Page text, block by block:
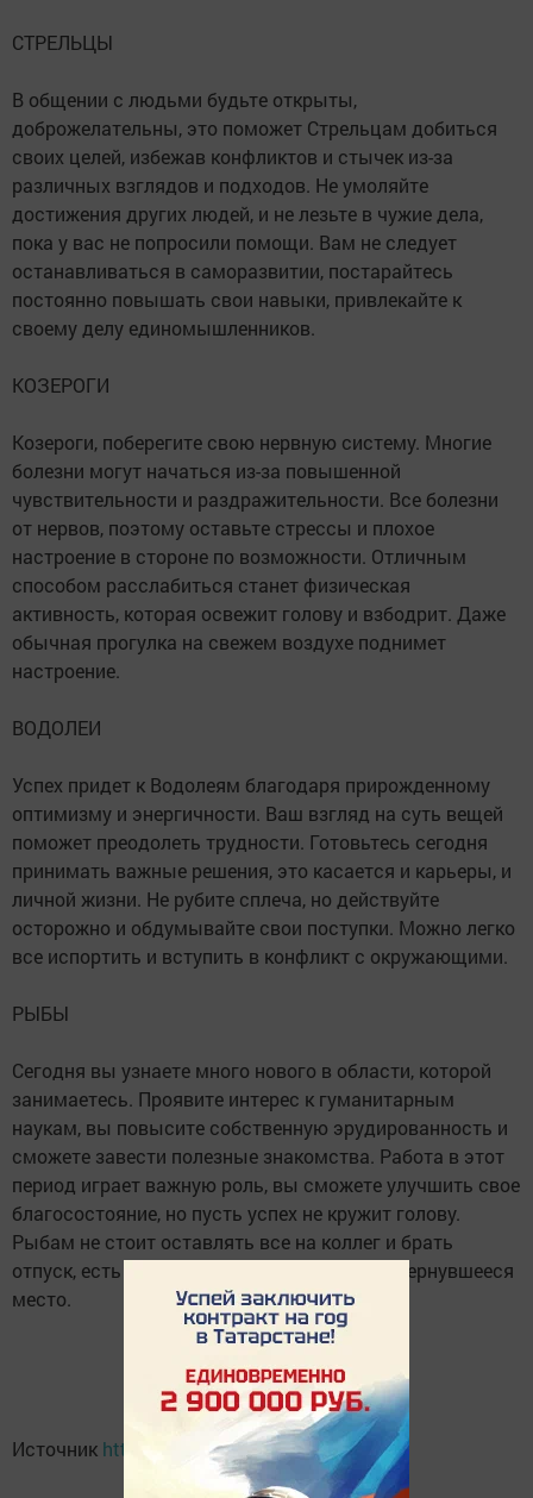
СТРЕЛЬЦЫ
В общении с людьми будьте открыты,
доброжелательны, это поможет Стрельцам добиться
своих целей, избежав конфликтов и стычек из-за
различных взглядов и подходов. Не умоляйте
достижения других людей, и не лезьте в чужие дела,
пока у вас не попросили помощи. Вам не следует
останавливаться в саморазвитии, постарайтесь
постоянно повышать свои навыки, привлекайте к
своему делу единомышленников.
КОЗЕРОГИ
Козероги, поберегите свою нервную систему. Многие
болезни могут начаться из-за повышенной
чувствительности и раздражительности. Все болезни
от нервов, поэтому оставьте стрессы и плохое
настроение в стороне по возможности. Отличным
способом расслабиться станет физическая
активность, которая освежит голову и взбодрит. Даже
обычная прогулка на свежем воздухе поднимет
настроение.
ВОДОЛЕИ
Успех придет к Водолеям благодаря прирожденному
оптимизму и энергичности. Ваш взгляд на суть вещей
поможет преодолеть трудности. Готовьтесь сегодня
принимать важные решения, это касается и карьеры, и
личной жизни. Не рубите сплеча, но действуйте
осторожно и обдумывайте свои поступки. Можно легко
все испортить и вступить в конфликт с окружающими.
РЫБЫ
Сегодня вы узнаете много нового в области, которой
занимаетесь. Проявите интерес к гуманитарным
наукам, вы повысите собственную эрудированность и
сможете завести полезные знакомства. Работа в этот
период играет важную роль, вы сможете улучшить свое
благосостояние, но пусть успех не кружит голову.
Рыбам не стоит оставлять все на коллег и брать
отпуск, есть риск потерять так удачно подвернувшееся
место.
Источник https://sovainfo.ru/